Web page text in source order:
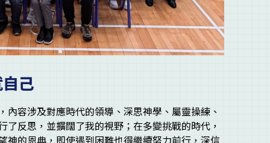
己
容涉及對應時代的領導、深思神學、屬靈操練、
反思，並擴闊了我的視野；在多變挑戰的時代，